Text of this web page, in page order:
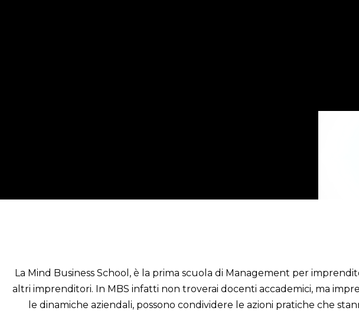
La Mind Business School, è la prima scuola di Management per
altri imprenditori. In MBS infatti non troverai docenti accademici, ma
le dinamiche aziendali, possono condividere le azioni pratiche che